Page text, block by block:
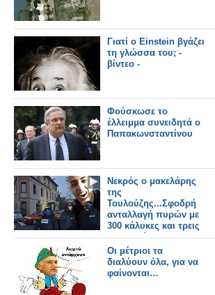
Γιατί ο Einstein βγάζει
τη γλώσσα του; -
βίντεο -
Φούσκωσε το
έλλειμμα συνειδητά ο
Παπακωνσταντίνου
Νεκρός ο μακελάρης
της
Τουλούζης...Σφοδρή
ανταλλαγή πυρών με
300 κάλυκες και τρεις
τραυματίες
Οι μέτριοι τα
διαλύουν όλα, για να
φαίνονται…